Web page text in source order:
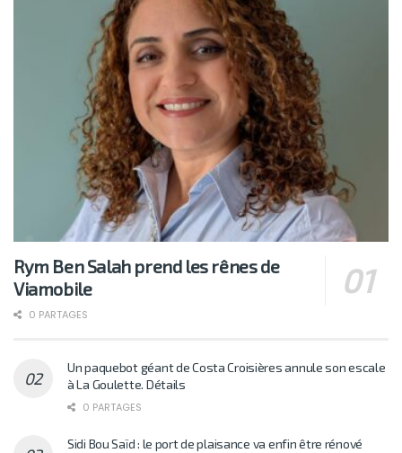
Rym Ben Salah prend les rênes de
Viamobile
0 PARTAGES
Un paquebot géant de Costa Croisières annule son escale
à La Goulette. Détails
0 PARTAGES
Sidi Bou Saïd : le port de plaisance va enfin être rénové